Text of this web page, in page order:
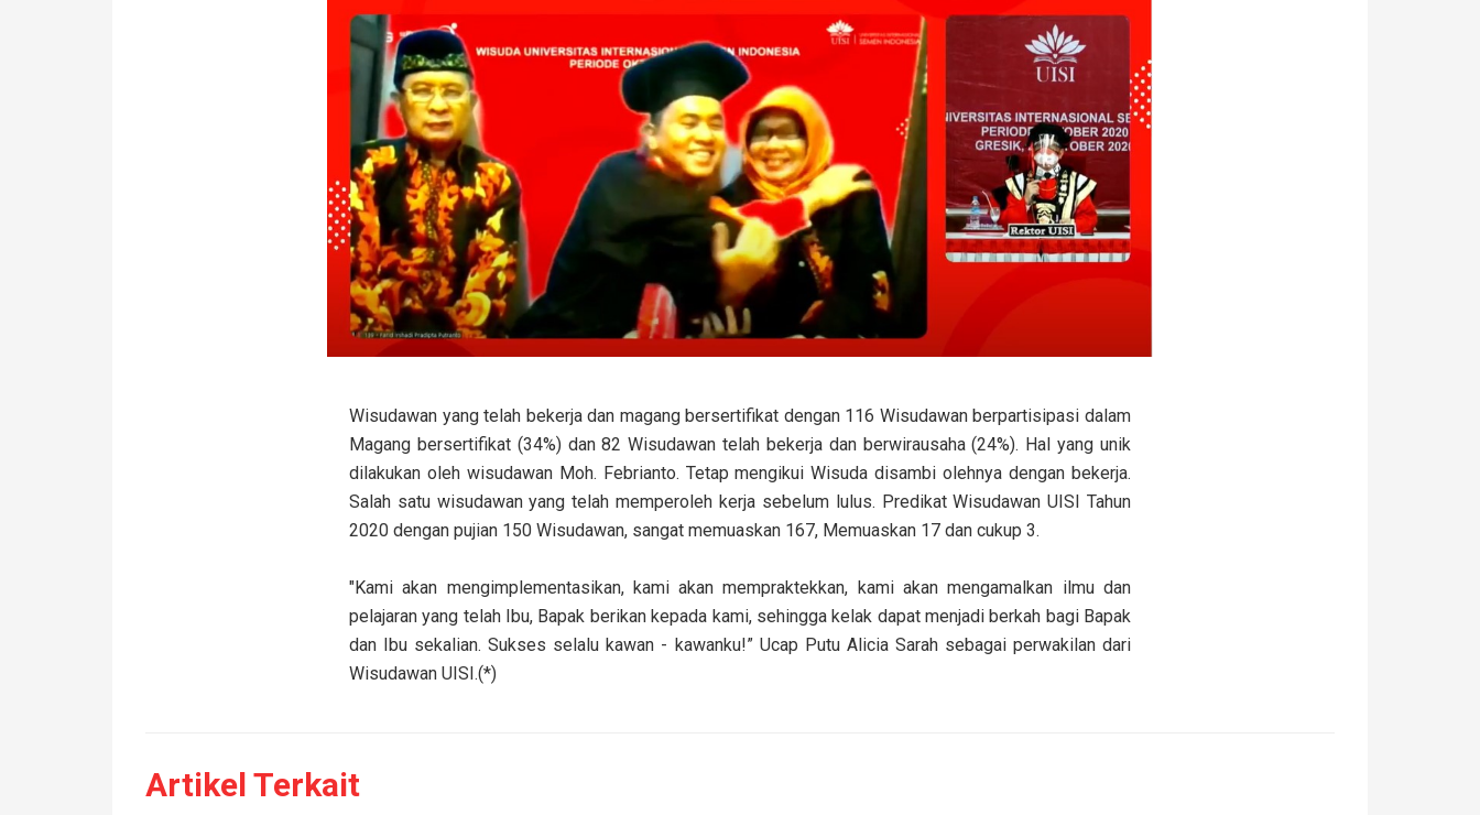
Wisudawan yang telah bekerja dan magang bersertifikat dengan 116 Wisudawan berpartisipasi dalam
Magang bersertifikat (34%) dan 82 Wisudawan telah bekerja dan berwirausaha (24%). Hal yang unik
dilakukan oleh wisudawan Moh. Febrianto. Tetap mengikui Wisuda disambi olehnya dengan bekerja.
Salah satu wisudawan yang telah memperoleh kerja sebelum lulus. Predikat Wisudawan UISI Tahun
2020 dengan pujian 150 Wisudawan, sangat memuaskan 167, Memuaskan 17 dan cukup 3.
"Kami akan mengimplementasikan, kami akan mempraktekkan, kami akan mengamalkan ilmu dan
pelajaran yang telah Ibu, Bapak berikan kepada kami, sehingga kelak dapat menjadi berkah bagi Bapak
dan Ibu sekalian. Sukses selalu kawan - kawanku!” Ucap Putu Alicia Sarah sebagai perwakilan dari
Wisudawan UISI.(*)
Artikel Terkait